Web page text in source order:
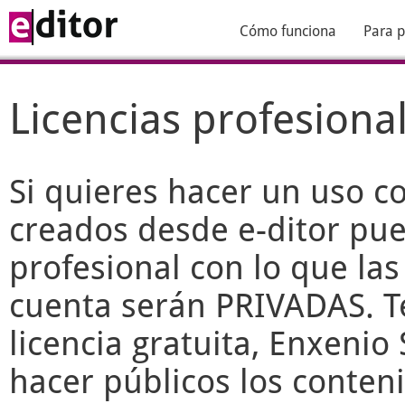
Cómo funciona Para
Licencias
Si quieres hacer un uso
creados desde e-ditor
profesional con lo que
cuenta serán PRIVADAS.
licencia gratuita, Enxenio
hacer públicos los